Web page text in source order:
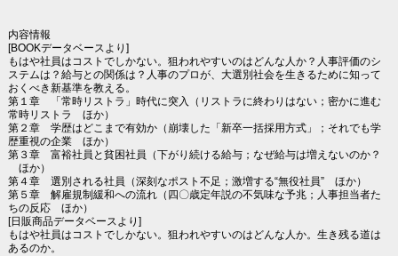
内容情報
[BOOKデータベースより]
もはや社員はコストでしかない。狙われやすいのはどんな人か？人事評価のシ
ステムは？給与との関係は？人事のプロが、大選別社会を生きるために知って
おくべき新基準を教える。
第１章 「常時リストラ」時代に突入（リストラに終わりはない；密かに進む
常時リストラ ほか）
第２章 学歴はどこまで有効か（崩壊した「新卒一括採用方式」；それでも学
歴重視の企業 ほか）
第３章 富裕社員と貧困社員（下がり続ける給与；なぜ給与は増えないのか？
ほか）
第４章 選別される社員（深刻なポスト不足；激増する“無役社員” ほか）
第５章 解雇規制緩和への流れ（四〇歳定年説の不気味な予兆；人事担当者た
ちの反応 ほか）
[日販商品データベースより]
もはや社員はコストでしかない。狙われやすいのはどんな人か。生き残る道は
あるのか。